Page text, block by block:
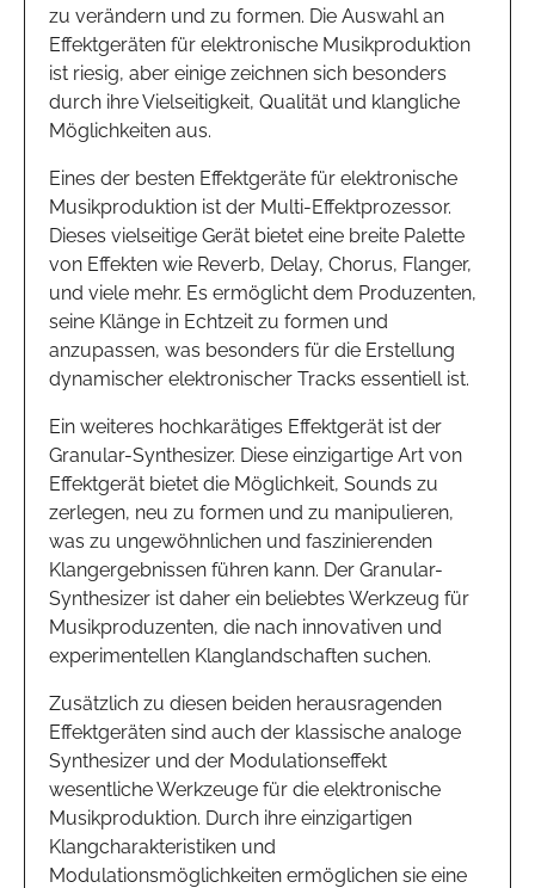
zu verändern und zu formen. Die Auswahl an
Effektgeräten für elektronische Musikproduktion
ist riesig, aber einige zeichnen sich besonders
durch ihre Vielseitigkeit, Qualität und klangliche
Möglichkeiten aus.
Eines der besten Effektgeräte für elektronische
Musikproduktion ist der Multi-Effektprozessor.
Dieses vielseitige Gerät bietet eine breite Palette
von Effekten wie Reverb, Delay, Chorus, Flanger,
und viele mehr. Es ermöglicht dem Produzenten,
seine Klänge in Echtzeit zu formen und
anzupassen, was besonders für die Erstellung
dynamischer elektronischer Tracks essentiell ist.
Ein weiteres hochkarätiges Effektgerät ist der
Granular-Synthesizer. Diese einzigartige Art von
Effektgerät bietet die Möglichkeit, Sounds zu
zerlegen, neu zu formen und zu manipulieren,
was zu ungewöhnlichen und faszinierenden
Klangergebnissen führen kann. Der Granular-
Synthesizer ist daher ein beliebtes Werkzeug für
Musikproduzenten, die nach innovativen und
experimentellen Klanglandschaften suchen.
Zusätzlich zu diesen beiden herausragenden
Effektgeräten sind auch der klassische analoge
Synthesizer und der Modulationseffekt
wesentliche Werkzeuge für die elektronische
Musikproduktion. Durch ihre einzigartigen
Klangcharakteristiken und
Modulationsmöglichkeiten ermöglichen sie eine